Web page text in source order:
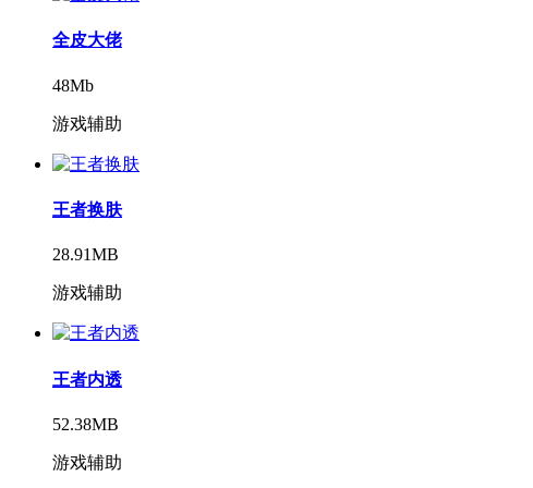
全皮大佬
48Mb
游戏辅助
王者换肤
28.91MB
游戏辅助
王者内透
52.38MB
游戏辅助